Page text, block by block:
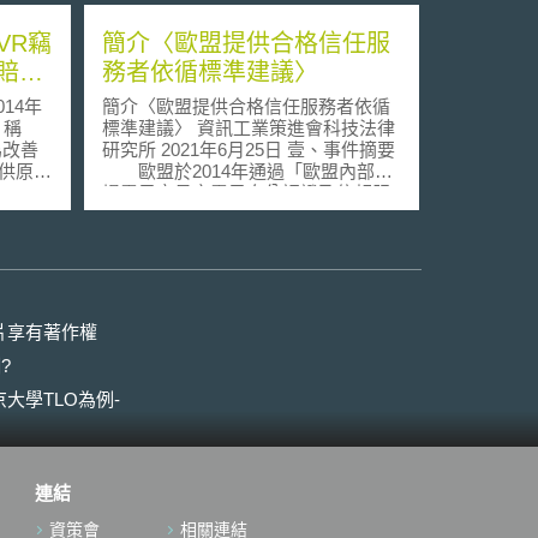
竊
償
年
善
原型
，
所
有
後
定、
示商
被告
簡介〈歐盟提供合格信任服
務者依循標準建議〉
簡介〈歐盟提供合格信任服務者依循
標準建議〉 資訊工業策進會科技法律
研究所 2021年6月25日 壹、事件摘要
歐盟於2014年通過「歐盟內部市
場電子交易之電子身分認證及信賴服
務規章」（簡稱eIDAS規章）[1]，並
章，其核心包含兩大部分[4]，在第二
章中規範了電子識別機制（Electronic
系列電子交易中相關信任服務（Trust
子封條（Electronic seals）、電子時
享有著作權
大學TLO為例-
連結
資策會 相關連結